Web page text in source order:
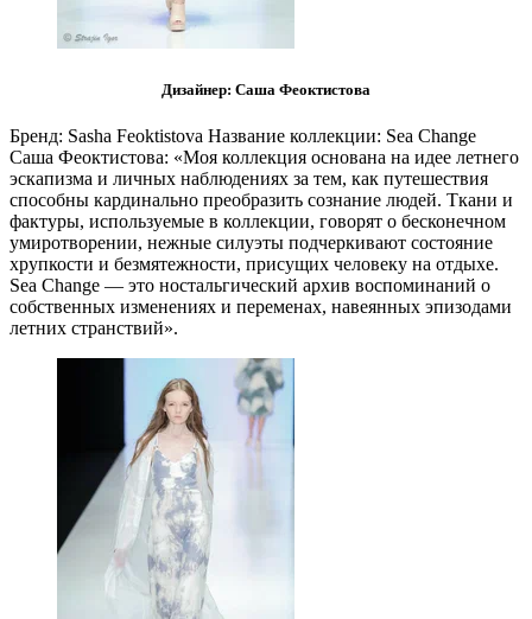
Дизайнер: Саша Феоктистова
Бренд: Sasha Feoktistova Название коллекции: Sea Change
Саша Феоктистова: «Моя коллекция основана на идее летнего
эскапизма и личных наблюдениях за тем, как путешествия
способны кардинально преобразить сознание людей. Ткани и
фактуры, используемые в коллекции, говорят о бесконечном
умиротворении, нежные силуэты подчеркивают состояние
хрупкости и безмятежности, присущих человеку на отдыхе.
Sea Change — это ностальгический архив воспоминаний о
собственных изменениях и переменах, навеянных эпизодами
летних странствий».